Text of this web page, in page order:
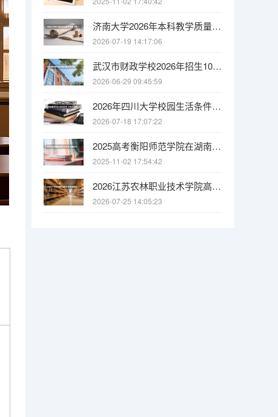
济南大学2026年本科教学质量报告：师生比、课程满意度与毕业率
2026-07-19 14:17:06
武汉市财政学校2026年招生1080人，新增人工智能技术与应用、无人机3+2专业
2026-06-29 09:45:59
2026年四川大学校园生活条件全解析：宿舍、食堂、交通与周边配套
2026-07-18 17:07:22
2025高考衡阳师范学院在湖南招生批次 有哪些专业？
2025-11-02 17:54:42
2026江苏农林职业技术学院高职招生全知道：分数线、费用、就业方向
2026-07-25 14:05:23